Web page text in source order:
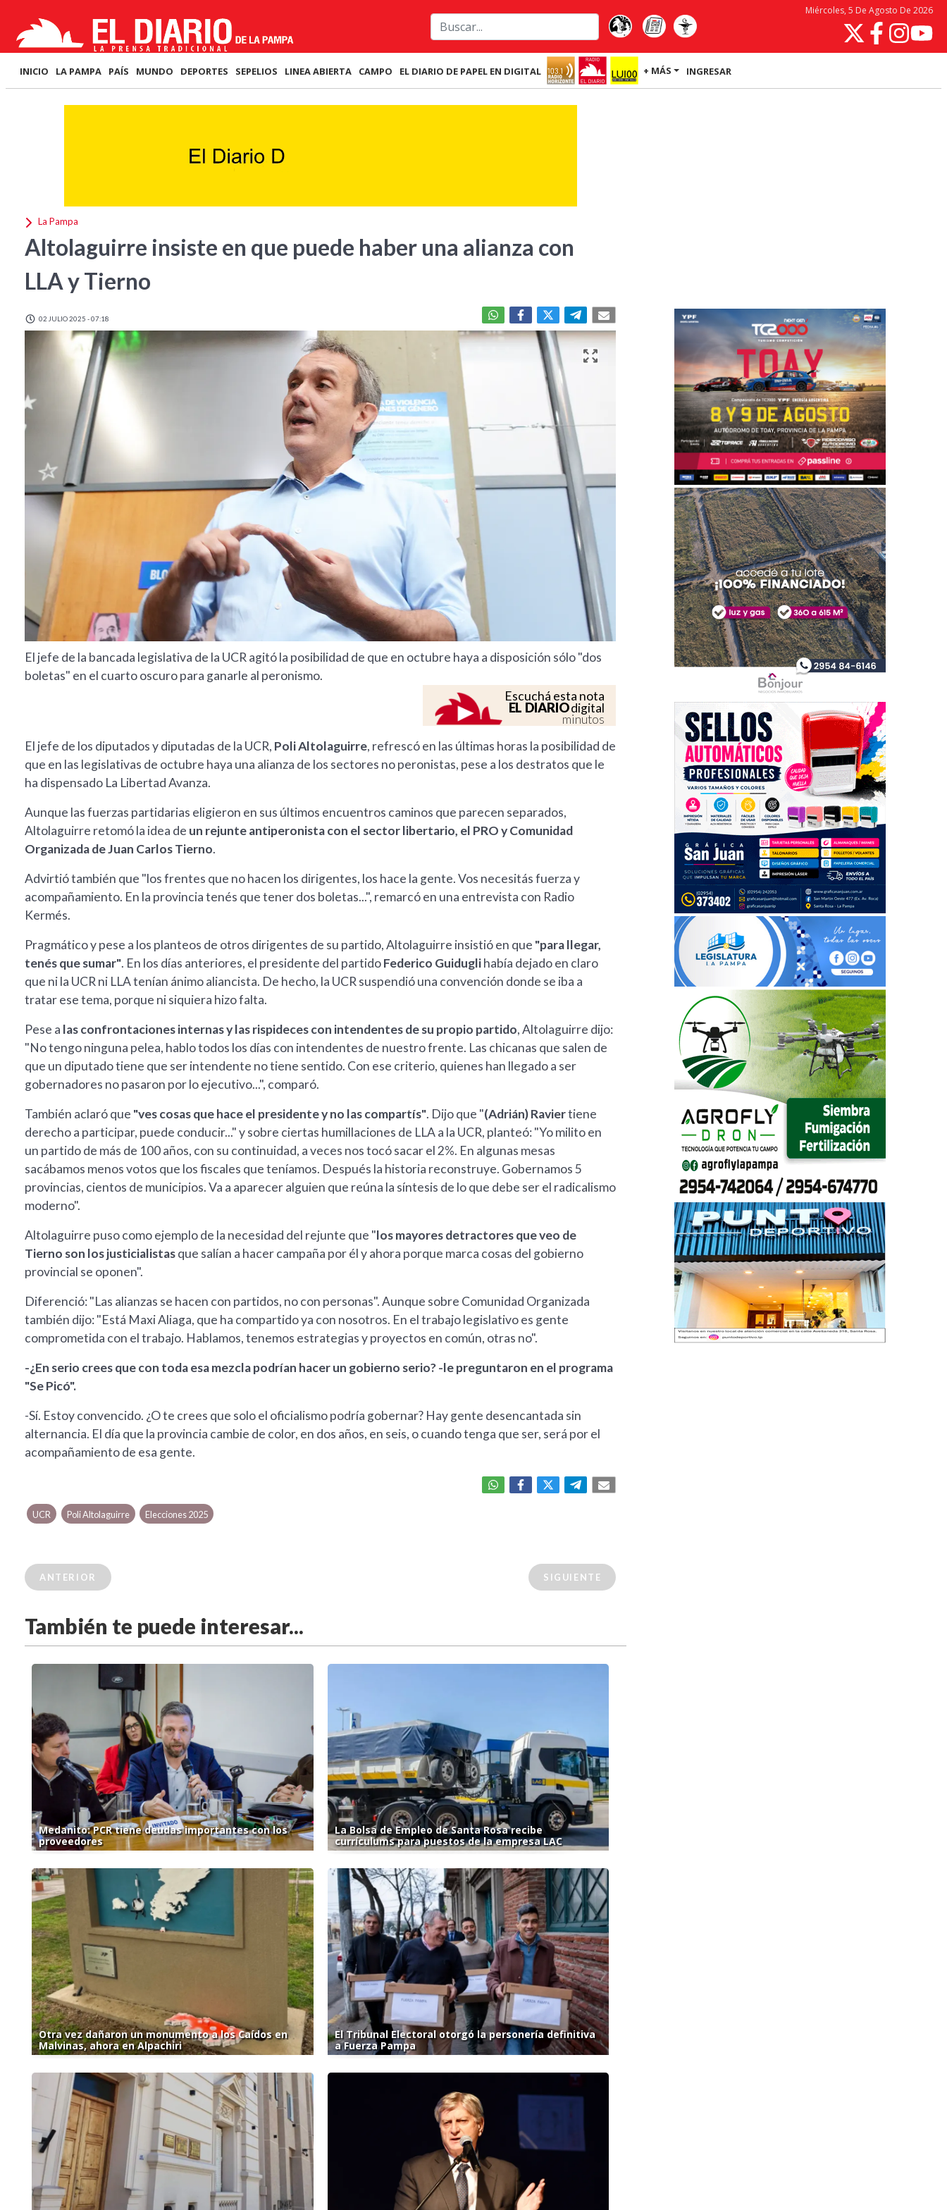
Miércoles, 5 De Agosto De 2026
INICIO LA PAMPA PAÍS MUNDO DEPORTES SEPELIOS LINEA ABIERTA CAMPO EL DIARIO DE PAPEL EN DIGITAL + MÁS INGRESAR
La Pampa
Altolaguirre insiste en que puede haber una alianza con
LLA y Tierno
02 JULIO 2025 - 07:18
El jefe de la bancada legislativa de la UCR agitó la posibilidad de que en octubre haya a disposición sólo "dos
boletas" en el cuarto oscuro para ganarle al peronismo.
Escuchá esta nota
EL DIARIOdigital
minutos
El jefe de los diputados y diputadas de la UCR, Poli Altolaguirre, refrescó en las últimas horas la posibilidad de
que en las legislativas de octubre haya una alianza de los sectores no peronistas, pese a los destratos que le
ha dispensado La Libertad Avanza.
Aunque las fuerzas partidarias eligieron en sus últimos encuentros caminos que parecen separados,
Altolaguirre retomó la idea de un rejunte antiperonista con el sector libertario, el PRO y Comunidad
Organizada de Juan Carlos Tierno.
Advirtió también que "los frentes que no hacen los dirigentes, los hace la gente. Vos necesitás fuerza y
acompañamiento. En la provincia tenés que tener dos boletas...", remarcó en una entrevista con Radio
Kermés.
Pragmático y pese a los planteos de otros dirigentes de su partido, Altolaguirre insistió en que "para llegar,
tenés que sumar". En los días anteriores, el presidente del partidoFederico Guiduglihabía dejado en claro
que ni la UCR ni LLA tenían ánimo aliancista. De hecho, la UCR suspendió una convención donde se iba a
tratar ese tema, porque ni siquiera hizo falta.
Pese a las confrontaciones internas y las rispideces con intendentes de su propio partido, Altolaguirre dijo:
"No tengo ninguna pelea, hablo todos los días con intendentes de nuestro frente. Las chicanas que salen de
que un diputado tiene que ser intendente no tiene sentido. Con ese criterio, quienes han llegado a ser
gobernadores no pasaron por lo ejecutivo...", comparó.
También aclaró que "ves cosas que hace el presidente y no las compartís". Dijo que "(Adrián) Raviertiene
derecho a participar, puede conducir..." y sobre ciertas humillaciones de LLA a la UCR, planteó: "Yo milito en
un partido de más de 100 años, con su continuidad, a veces nos tocó sacar el 2%. En algunas mesas
sacábamos menos votos que los fiscales que teníamos. Después la historia reconstruye. Gobernamos 5
provincias, cientos de municipios. Va a aparecer alguien que reúna la síntesis de lo que debe ser el radicalismo
moderno".
Altolaguirre puso como ejemplo de la necesidad del rejunte que "los mayores detractores que veo de
Tierno son los justicialistasque salían a hacer campaña por él y ahora porque marca cosas del gobierno
provincial se oponen".
Diferenció: "Las alianzas se hacen con partidos, no con personas". Aunque sobre Comunidad Organizada
también dijo: "Está Maxi Aliaga, que ha compartido ya con nosotros. En el trabajo legislativo es gente
comprometida con el trabajo. Hablamos, tenemos estrategias y proyectos en común, otras no".
-¿En serio crees que con toda esa mezcla podrían hacer un gobierno serio? -le preguntaron en el programa
"Se Picó".
-Sí. Estoy convencido. ¿O te crees que solo el oficialismo podría gobernar? Hay gente desencantada sin
alternancia. El día que la provincia cambie de color, en dos años, en seis, o cuando tenga que ser, será por el
acompañamiento de esa gente.
UCR Poli Altolaguirre Elecciones 2025
ANTERIOR SIGUIENTE
También te puede interesar...
Medanito: PCR tiene deudas importantes con los
proveedores
La Bolsa de Empleo de Santa Rosa recibe
currículums para puestos de la empresa LAC
Otra vez dañaron un monumento a los Caídos en
Malvinas, ahora en Alpachiri
El Tribunal Electoral otorgó la personería definitiva
a Fuerza Pampa